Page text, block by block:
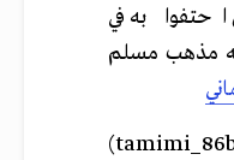
احتفوا به في
مذهب مسلم